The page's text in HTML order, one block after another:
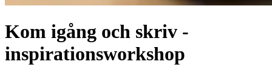
Kom igång och skriv -
inspirationsworkshop